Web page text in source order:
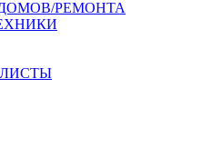
РЕМОНТА